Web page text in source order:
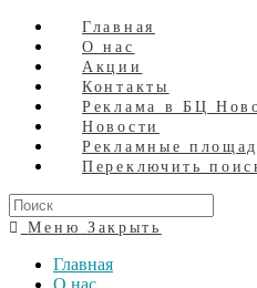
Главная
О нас
Акции
Контакты
Реклама в БЦ
Новости
Рекламные
Переключить
Меню Закрыть
Главная
О нас